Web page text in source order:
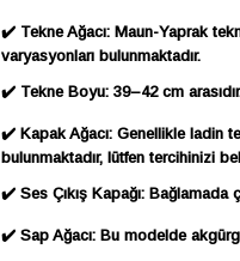
✔️ Tekne Ağacı: Maun-Yaprak
varyasyonları bulunmaktadır.
✔️ Tekne Boyu: 39–42 cm
✔️ Kapak Ağacı: Genellikle ladin
bulunmaktadır, lütfen tercihinizi
✔️ Ses Çıkış Kapağı: Bağlamada
✔️ Sap Ağacı: Bu modelde